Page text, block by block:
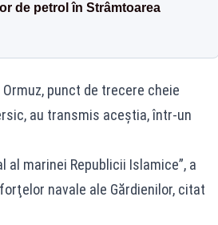
de petrol în Strâmtoarea
punct de trecere cheie
au transmis aceștia, într-un
marinei Republicii Islamice”, a
navale ale Gărdienilor, citat